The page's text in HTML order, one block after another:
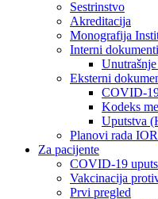
Sestrinstvo
Akreditacija
Monografija
Interni dokumenti
Eksterni
COVID-
Kodeks
Uputstva
Planovi rada
Za pacijente
COVID-19
Vakcinacija
Prvi pregled